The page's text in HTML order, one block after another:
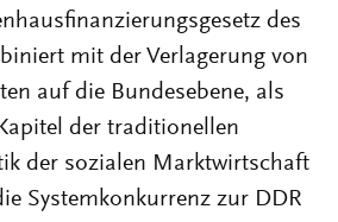
des
mit der Verlagerung von
auf die Bundesebene, als
der traditionellen
der sozialen Marktwirtschaft
Systemkonkurrenz zur DDR